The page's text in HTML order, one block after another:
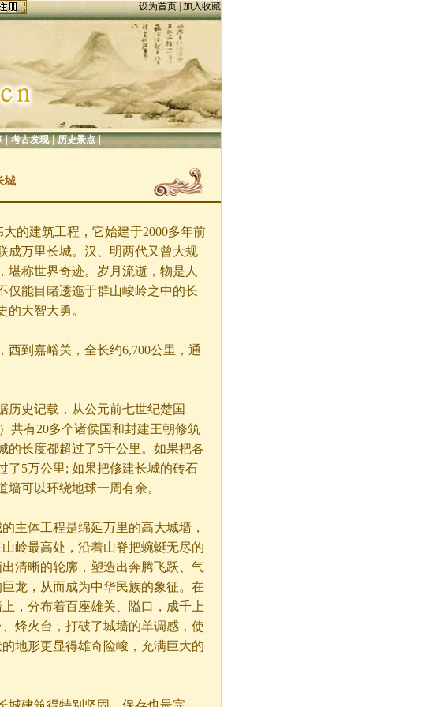
设为首页| 加入收藏
|考古发现|历史景点|
城
建筑工程，它始建于2000多年前
成万里长城。汉、明两代又曾大规
堪称世界奇迹。岁月流逝，物是人
仅能目睹逶迤于群山峻岭之中的长
大智大勇。
到嘉峪关，全长约6,700公里，通
史记载，从公元前七世纪楚国
共有20多个诸侯国和封建王朝修筑
的长度都超过了5千公里。如果把各
了5万公里; 如果把修建长城的砖石
可以环绕地球一周有余。
体工程是绵延万里的高大城墙，
岭最高处，沿着山脊把蜿蜒无尽的
清晰的轮廓，塑造出奔腾飞跃、气
龙，从而成为中华民族的象征。在
，分布着百座雄关、隘口，成千上
烽火台，打破了城墙的单调感，使
地形更显得雄奇险峻，充满巨大的